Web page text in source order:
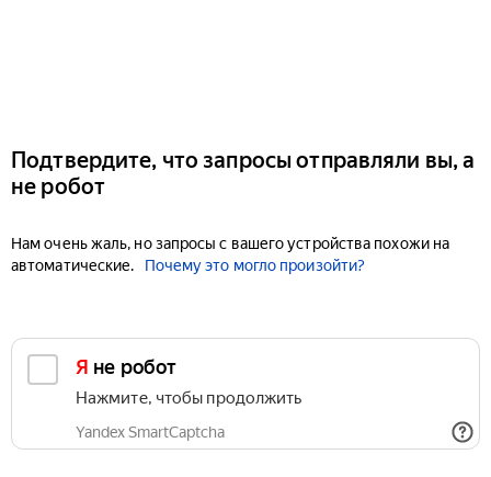
Подтвердите, что запросы отправляли вы, а
не робот
Нам очень жаль, но запросы с вашего устройства похожи на
автоматические.
Почему это могло произойти?
Я не робот
Нажмите, чтобы продолжить
Yandex SmartCaptcha